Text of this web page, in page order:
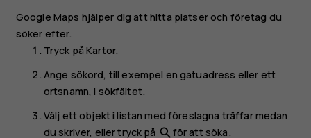
Google Maps hjälper dig att hitta platser och företag du
söker efter.
Tryck påKartor.
Ange sökord, till exempel en gatuadress eller ett
ortsnamn, i sökfältet.
Välj ett objekt i listan med föreslagna träffar medan
du skriver, eller tryck på search för att söka.